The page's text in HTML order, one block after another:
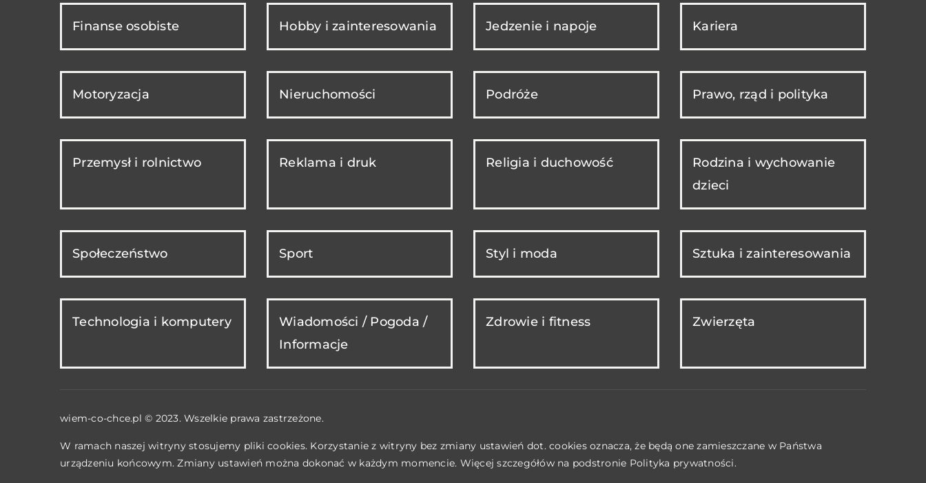
Finanse osobiste Hobby i zainteresowania Jedzenie i napoje Kariera
Motoryzacja Nieruchomości Podróże Prawo, rząd i polityka
Przemysł i rolnictwo Reklama i druk Religia i duchowość
Rodzina i wychowanie
dzieci
Społeczeństwo Sport Styl i moda Sztuka i zainteresowania
Technologia i komputery
Wiadomości / Pogoda /
Informacje
Zdrowie i fitness Zwierzęta
wiem-co-chce.pl © 2023. Wszelkie prawa zastrzeżone.
W ramach naszej witryny stosujemy pliki cookies. Korzystanie z witryny bez zmiany ustawień dot. cookies oznacza, że będą one zamieszczane w Państwa
urządzeniu końcowym. Zmiany ustawień można dokonać w każdym momencie. Więcej szczegółów na podstronie Polityka prywatności.